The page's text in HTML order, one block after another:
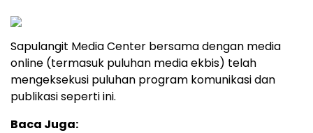
Sapulangit Media Center bersama dengan media
online (termasuk puluhan media ekbis) telah
mengeksekusi puluhan program komunikasi dan
publikasi seperti ini.
Baca Juga: